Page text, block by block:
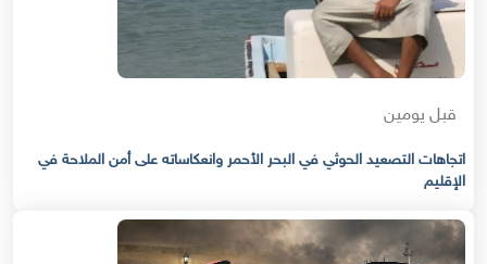
قبل يومين
اتجاهات التصعيد الحوثي في البحر الأحمر وانعكاساته على أمن الملاحة في
الإقليم